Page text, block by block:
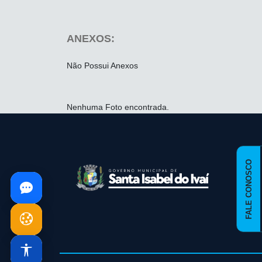
ANEXOS:
Não Possui Anexos
Nenhuma Foto encontrada.
FALE CONOSCO